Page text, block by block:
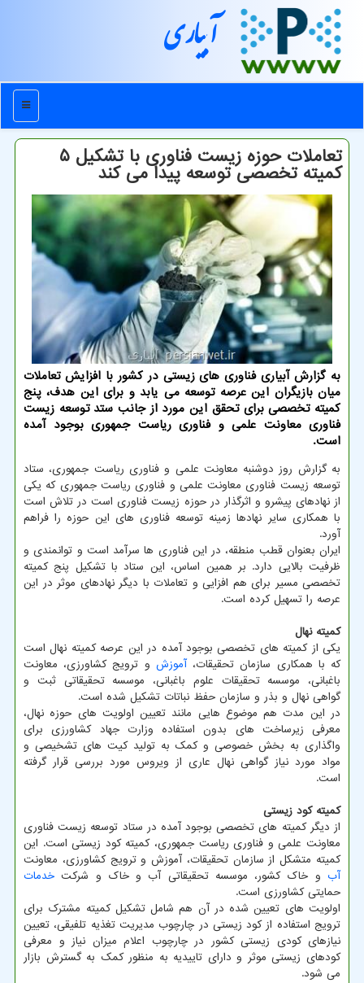
آبیاری
منو
تعاملات حوزه زیست فناوری با تشکیل ۵
کمیته تخصصی توسعه پیدا می کند
به گزارش آبیاری فناوری های زیستی در کشور با افزایش تعاملات
میان بازیگران این عرصه توسعه می یابد و برای این هدف، پنج
کمیته تخصصی برای تحقق این مورد از جانب ستد توسعه زیست
فناوری معاونت علمی و فناوری ریاست جمهوری بوجود آمده
است.
به گزارش روز دوشنبه معاونت علمی و فناوری ریاست جمهوری، ستاد
توسعه زیست فناوری معاونت علمی و فناوری ریاست جمهوری که یکی
از نهادهای پیشرو و اثرگذار در حوزه زیست فناوری است در تلاش است
با همکاری سایر نهادها زمینه توسعه فناوری های این حوزه را فراهم
آورد.
ایران بعنوان قطب منطقه، در این فناوری ها سرآمد است و توانمندی و
ظرفیت بالایی دارد. بر همین اساس، این ستاد با تشکیل پنج کمیته
تخصصی مسیر برای هم افزایی و تعاملات با دیگر نهادهای موثر در این
عرصه را تسهیل کرده است.
کمیته نهال
یکی از کمیته های تخصصی بوجود آمده در این عرصه کمیته نهال است
که با همکاری سازمان تحقیقات،آموزش و ترویج کشاورزی، معاونت
باغبانی، موسسه تحقیقات علوم باغبانی، موسسه تحقیقاتی ثبت و
گواهی نهال و بذر و سازمان حفظ نباتات تشکیل شده است.
در این مدت هم موضوع هایی مانند تعیین اولویت‏ های حوزه نهال،
معرفی زیرساخت های بدون استفاده وزارت جهاد کشاورزی برای
واگذاری به بخش خصوصی و کمک به تولید کیت ‏های تشخیصی و
مواد مورد نیاز گواهی نهال عاری از ویروس مورد بررسی قرار گرفته
است.
کمیته کود زیستی
از دیگر کمیته های تخصصی بوجود آمده در ستاد توسعه زیست فناوری
معاونت علمی و فناوری ریاست جمهوری، کمیته کود زیستی است. این
کمیته متشکل از سازمان تحقیقات، آموزش و ترویج کشاورزی، معاونت
آب و خاک کشور، موسسه تحقیقاتی آب و خاک و شرکت خدمات
حمایتی کشاورزی است.
اولویت های تعیین شده در آن هم شامل تشکیل کمیته مشترک برای
ترویج استفاده از کود زیستی در چارچوب مدیریت تغذیه تلفیقی، تعیین
نیازهای کودی زیستی کشور در چارچوب اعلام میزان نیاز و معرفی
کودهای زیستی موثر و دارای تاییدیه به منظور کمک به گسترش بازار
می شود.